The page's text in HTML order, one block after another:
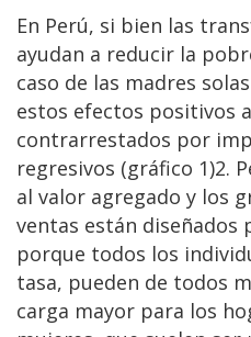
En Perú, si bien las
ayudan a reducir la
caso de las madres
estos efectos positivos
contrarrestados por
regresivos (gráfico 1)2.
al valor agregado y los
ventas están diseñados
porque todos los
tasa, pueden de todos
carga mayor para los